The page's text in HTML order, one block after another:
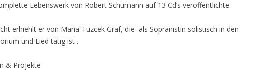
Lebenswerk von Robert Schumann auf 13 Cd’s veröffentlichte.
erhiehlt er von Maria-Tuzcek Graf, die als Sopranistin solistisch in den
und Lied tätig ist .
& Projekte